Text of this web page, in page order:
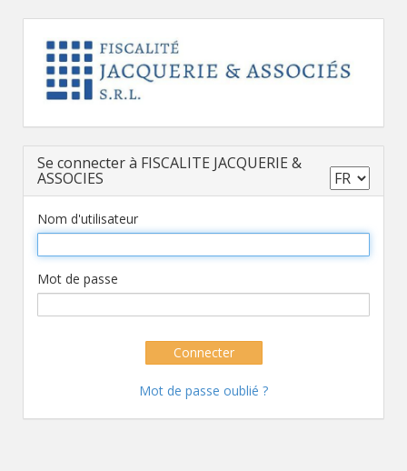
Se connecter à FISCALITE JACQUERIE &
ASSOCIES
Nom d'utilisateur
Mot de passe
Connecter
Mot de passe oublié ?